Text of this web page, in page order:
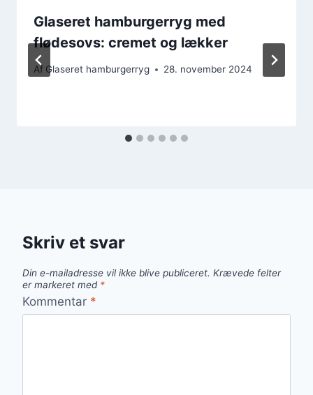
Glaseret hamburgerryg med
flødesovs: cremet og lækker
Af Glaseret hamburgerryg 28. november 2024
Skriv et svar
Din e-mailadresse vil ikke blive publiceret. Krævede felter
er markeret med *
Kommentar *